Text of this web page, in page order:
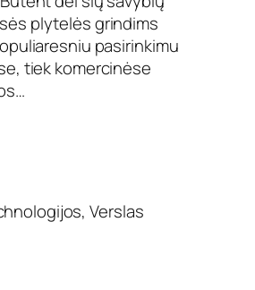
plytelės grindims
pasirinkimu
tiek komercinėse
Verslas